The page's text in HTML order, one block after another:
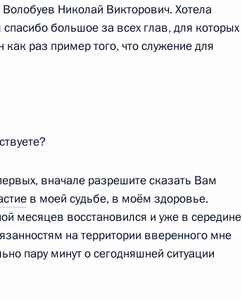
Безопасности
Огарёво
Николай Викторович. Хотела
большое за всех глав, для которых
раз пример того, что служение для
вначале разрешите сказать Вам
в моей судьбе, в моём здоровье.
месяцев восстановился и уже в середине
на территории вверенного мне
пару минут о сегодняшней ситуации